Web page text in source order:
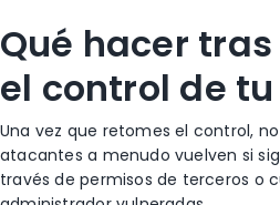
Qué hacer
el control de
Una vez que retomes el control,
atacantes a menudo vuelven si
través de permisos de terceros o